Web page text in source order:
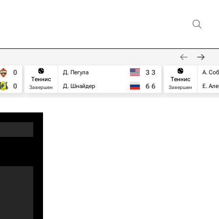
0
0
Теннис
Завершен
Д. Пегула
Д. Шнайдер
3 3
6 6
Теннис
Завершен
А.
Е.